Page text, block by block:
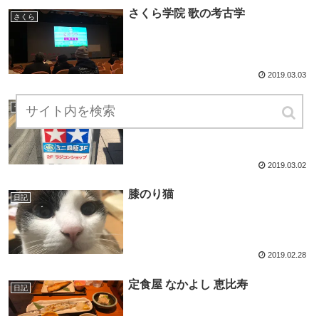
さくら さくら学院 歌の考古学
2019.03.03
ラジコン
2019.03.02
日記 膝のり猫
2019.02.28
日記 定食屋 なかよし 恵比寿